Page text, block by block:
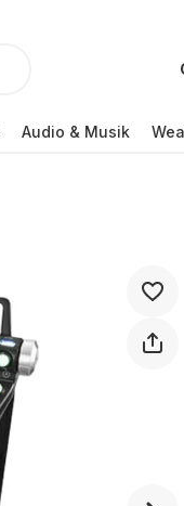
Audio & Musik